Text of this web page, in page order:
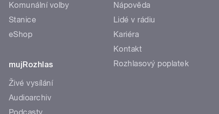
Komunální volby
Stanice
eShop
mujRozhlas
Živé vysílání
Audioarchiv
Nápověda
Lidé v rádiu
Kariéra
Kontakt
Rozhlasový poplatek